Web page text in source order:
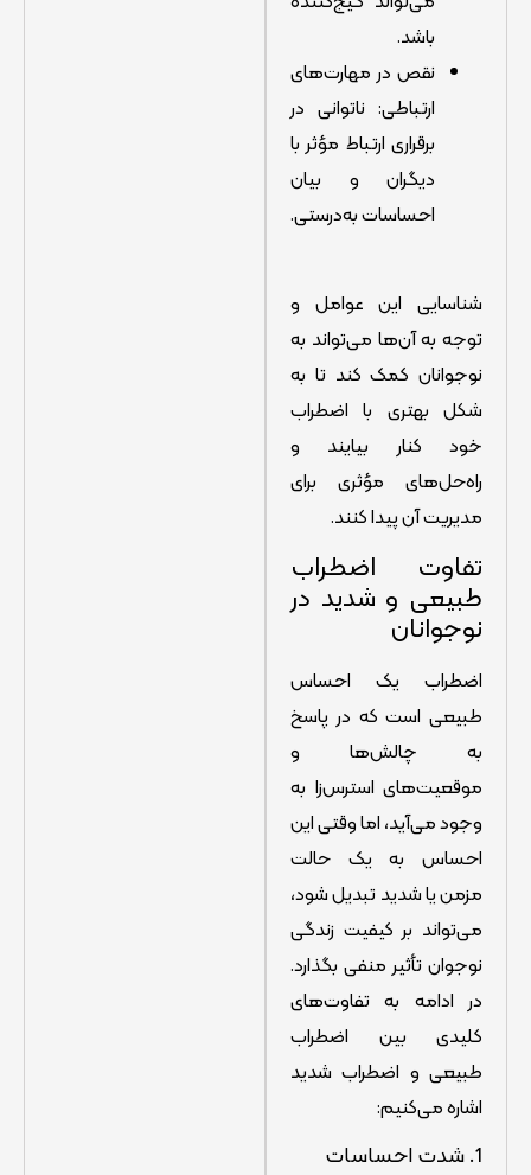
باشد.
نقص در مهارت‌های
ارتباطی: ناتوانی در
برقراری ارتباط مؤثر با
دیگران و بیان
احساسات به‌درستی.
شناسایی این عوامل و
توجه به آن‌ها می‌تواند به
نوجوانان کمک کند تا به
شکل بهتری با اضطراب
خود کنار بیایند و
راه‌حل‌های مؤثری برای
مدیریت آن پیدا کنند.
تفاوت اضطراب
طبیعی و شدید در
نوجوانان
اضطراب یک احساس
طبیعی است که در پاسخ
به چالش‌ها و
موقعیت‌های استرس‌زا به
وجود می‌آید، اما وقتی این
احساس به یک حالت
مزمن یا شدید تبدیل شود،
می‌تواند بر کیفیت زندگی
نوجوان تأثیر منفی بگذارد.
در ادامه به تفاوت‌های
کلیدی بین اضطراب
طبیعی و اضطراب شدید
اشاره می‌کنیم:
1. شدت احساسات